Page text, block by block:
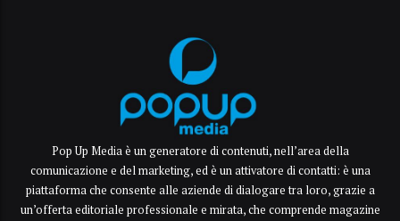
Pop Up Media è un generatore di contenuti, nell’area della
comunicazione e del marketing, ed è un attivatore di contatti: è una
piattaforma che consente alle aziende di dialogare tra loro, grazie a
un’offerta editoriale professionale e mirata, che comprende magazine